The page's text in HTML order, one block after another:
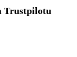
Trustpilotu